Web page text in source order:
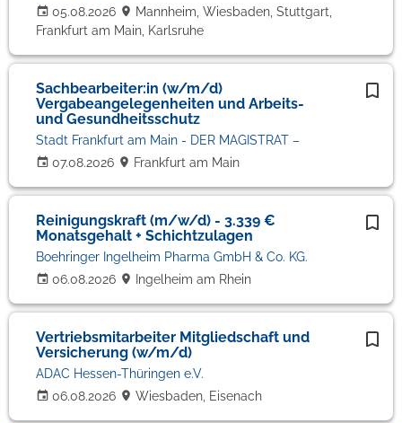
05.08.2026
Mannheim, Wiesbaden, Stuttgart,
Frankfurt am Main, Karlsruhe
Sachbearbeiter:in (w/m/d)
Vergabeangelegenheiten und Arbeits-
und Gesundheitsschutz
07.08.2026
Stadt Frankfurt am Main - DER MAGISTRAT –
Frankfurt am Main
Reinigungskraft (m/w/d) - 3.339 €
Monatsgehalt + Schichtzulagen
06.08.2026
Boehringer Ingelheim Pharma GmbH & Co. KG.
Ingelheim am Rhein
Vertriebsmitarbeiter Mitgliedschaft und
Versicherung (w/m/d)
06.08.2026
ADAC Hessen-Thüringen e.V.
Wiesbaden, Eisenach